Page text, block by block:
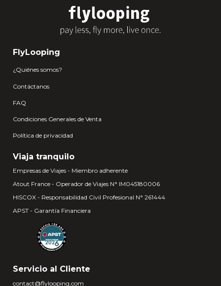
FlyLooping
¿Quiénes somos?
Contáctanos
FAQ
Condiciones Generales de Venta
Política de privacidad
Viaja tranquilo
Empresas de Viajes - Miembro adherente
Atout France - Operador de Viajes N° IM045180006
HISCOX - Responsabilidad Civil Profesional N° 261444
APST - Garantía Financiera
Servicio al Cliente
contact@flylooping.com